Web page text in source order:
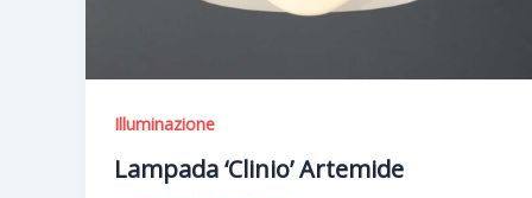
Illuminazione
Lampada ‘Clinio’ Artemide